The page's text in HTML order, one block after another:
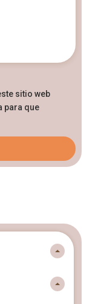
sitio web
para que